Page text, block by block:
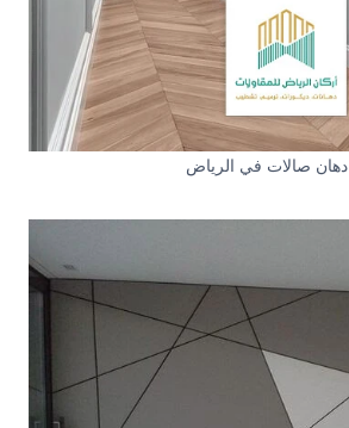
دهان صالات في الرياض